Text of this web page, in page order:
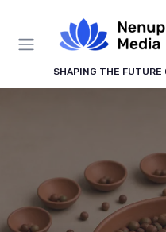
SHAPING THE FUTURE